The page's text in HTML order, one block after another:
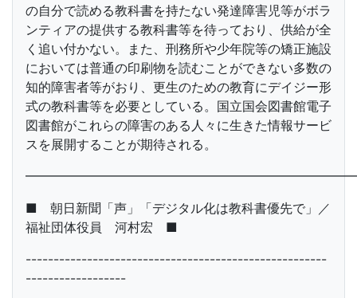
の自分で読める教科書を持たない発達障害児等がボラ
ンティアの提供する教科書等を待っており、供給が全
く追い付かない。また、刑務所や少年院等の矯正施設
においては普通の印刷物を読むことができない多数の
知的障害者等がおり、更生のための教育にデイジー形
式の教科書等を必要としている。国立国会図書館電子
図書館がこれらの障害のある人々に生きた情報サービ
スを展開することが期待される。
■ 朝日新聞「声」「デジタル化は教科書優先で」／
福祉団体役員 河村宏 ■
------------------------------------------------------
------------------